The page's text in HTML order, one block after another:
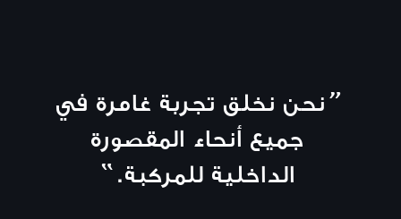
“نحن نخلق تجربة غامرة في
جميع أنحاء المقصورة
الداخلية للمركبة.”